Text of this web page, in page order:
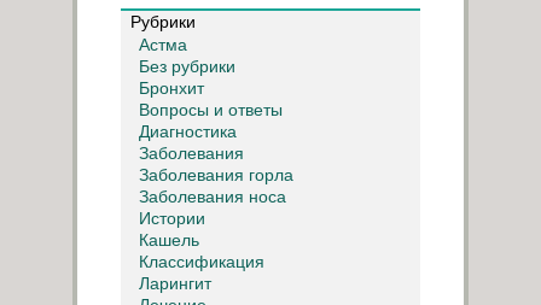
Рубрики
Астма
Без рубрики
Бронхит
Вопросы и ответы
Диагностика
Заболевания
Заболевания горла
Заболевания носа
Истории
Кашель
Классификация
Ларингит